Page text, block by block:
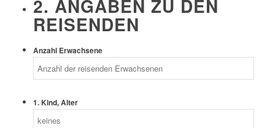
2. ANGABEN ZU DEN
REISENDEN
Anzahl Erwachsene
1. Kind, Alter